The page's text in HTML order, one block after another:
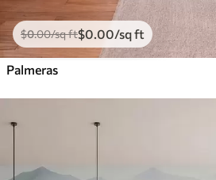
$0.00/sq ft$0 .00/sq ft
Palmeras